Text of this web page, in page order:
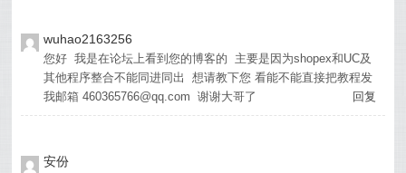
wuhao2163256
您好 我是在论坛上看到您的博客的 主要是因为shopex和UC及
其他程序整合不能同进同出 想请教下您 看能不能直接把教程发
我邮箱 460365766@qq.com 谢谢大哥了
回复
安份